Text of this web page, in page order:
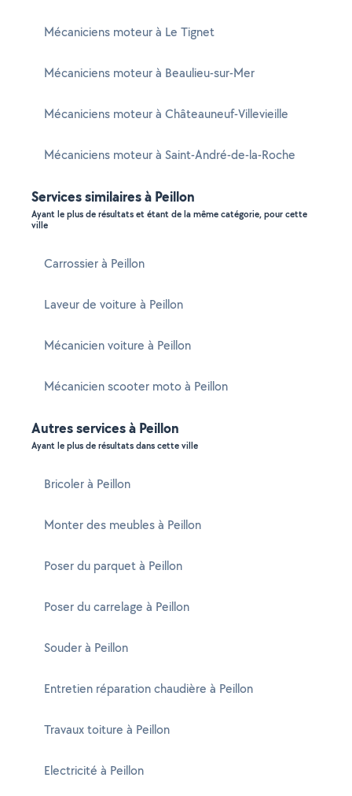
Mécaniciens moteur à Le Tignet
Mécaniciens moteur à Beaulieu-sur-Mer
Mécaniciens moteur à Châteauneuf-Villevieille
Mécaniciens moteur à Saint-André-de-la-Roche
Services similaires à Peillon
Ayant le plus de résultats et étant de la même catégorie, pour cette
ville
Carrossier à Peillon
Laveur de voiture à Peillon
Mécanicien voiture à Peillon
Mécanicien scooter moto à Peillon
Autres services à Peillon
Ayant le plus de résultats dans cette ville
Bricoler à Peillon
Monter des meubles à Peillon
Poser du parquet à Peillon
Poser du carrelage à Peillon
Souder à Peillon
Entretien réparation chaudière à Peillon
Travaux toiture à Peillon
Electricité à Peillon